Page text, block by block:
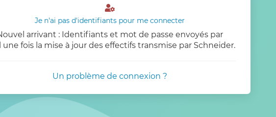

Je n'ai pas d'identifiants pour me connecter
arrivant : Identifiants et mot de passe envoyés par
une fois la mise à jour des effectifs transmise par Schneider.
Un problème de connexion ?